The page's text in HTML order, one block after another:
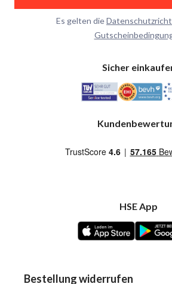
Es gelten die
Sicher
HSE App
Bestellung widerrufen